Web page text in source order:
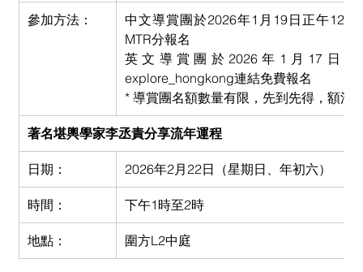
參加方法：
中文導賞團於2026年1月19日正午12
MTR分報名
英文導賞團於2026年1月17日
explore_hongkong連結免費報名
* 導賞團名額數量有限，先到先得，額滿
著名堪輿學家李丞責分享流年運程
日期： 2026年2月22日（星期日、年初六）
時間： 下午1時至2時
地點： 圍方L2中庭